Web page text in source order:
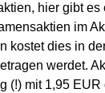
hier gibt es
im
kostet dies in
werdet.
(!) mit 1,95